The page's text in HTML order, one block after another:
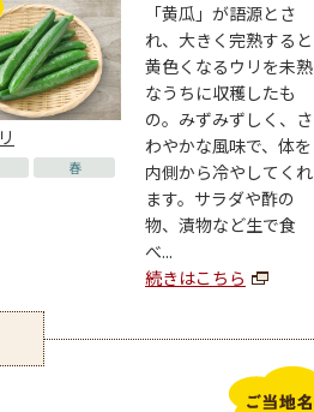
春
「黄瓜」が語源とさ
れ、大きく完熟すると
黄色くなるウリを未熟
なうちに収穫したも
の。みずみずしく、さ
わやかな風味で、体を
内側から冷やしてくれ
ます。サラダや酢の
物、漬物など生で食
べ...
続きはこちら